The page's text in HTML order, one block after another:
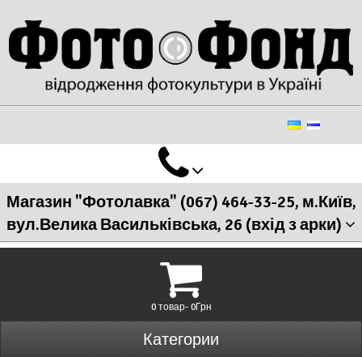
Магазин "Фотолавка" (067) 464-33-25, м.Київ,
вул.Велика Васильківська, 26 (вхід з арки)
0 товар- 0Грн
Категории